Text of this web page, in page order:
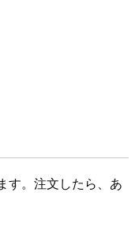
す。注文したら、あ